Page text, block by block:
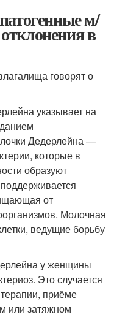
м/
в
говорят о
указывает на
Дедерлейна —
которые в
образуют
от
Молочная
ведущие борьбу
у женщины
Это случается
приёме
или затяжном